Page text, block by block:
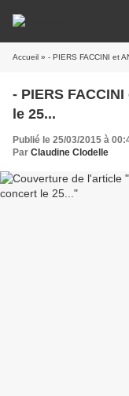
Accueil » - PIERS FACCINI et
- PIERS
le 25...
Publié le 25/03/2015 à
Par Claudine Clodelle